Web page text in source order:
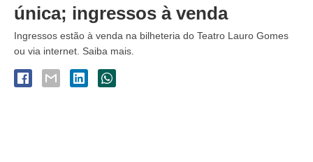
única; ingressos à venda
Ingressos estão à venda na bilheteria do Teatro Lauro Gomes
ou via internet. Saiba mais.